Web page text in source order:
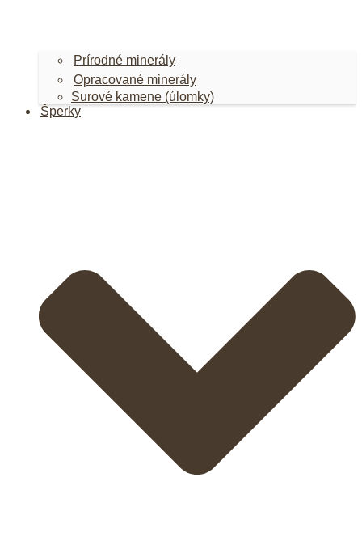
Prírodné minerály
Opracované minerály
Surové kamene (úlomky)
Šperky